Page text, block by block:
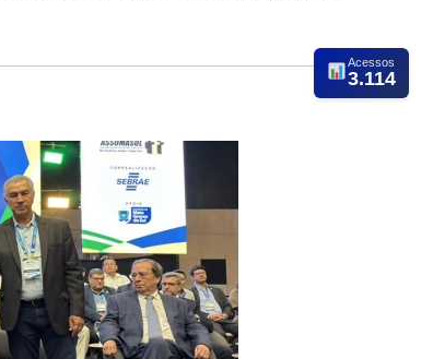
Acessos
3.114